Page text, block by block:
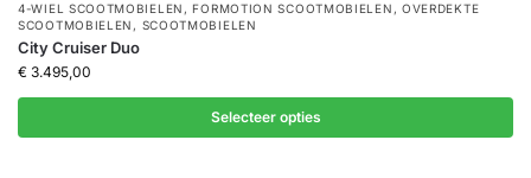
4-WIEL SCOOTMOBIELEN ,FORMOTION SCOOTMOBIELEN , OVERDEKTE
SCOOTMOBIELEN , SCOOTMOBIELEN
City Cruiser Duo
€ 3.495,00
Selecteer opties